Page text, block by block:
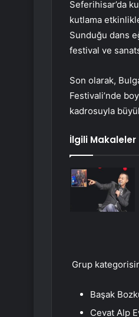
Seferihisar’da
kutlama
Sunduğu dans
festival ve
Son olarak,
Festivali’nde
kadrosuyla
İlgili Makaleler
Grup
Başak
Cevat Alp